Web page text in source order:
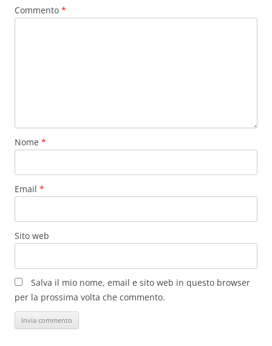
Commento *
Nome *
Email *
Sito web
Salva il mio nome, email e sito web in questo browser
per la prossima volta che commento.